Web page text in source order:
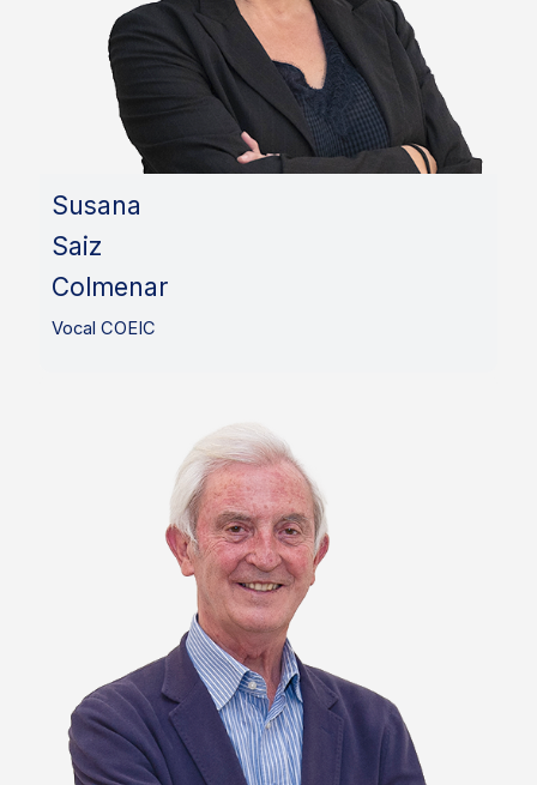
Susana
Saiz
Colmenar
Vocal COEIC